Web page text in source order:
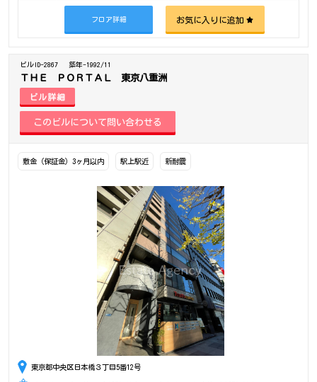
フロア詳細 お気に入りに追加
ビルID-2867 築年-1992/11
ＴＨＥ ＰＯＲＴＡＬ 東京八重洲
ビル詳細
敷金（保証金）3ヶ月以内 駅上駅近 新耐震
東京都中央区日本橋３丁目5番12号